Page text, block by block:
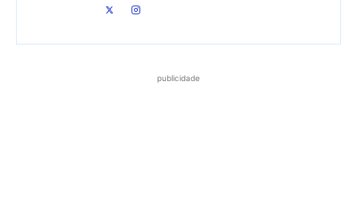
publicidade